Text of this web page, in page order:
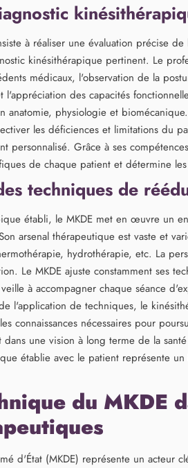
à réaliser une évaluation précise
kinésithérapique pertinent. Le
médicaux, l'observation de la
l'appréciation des capacités
anatomie, physiologie et
les déficiences et limitations du
personnalisé. Grâce à ses
de chaque patient et détermine
techniques de
établi, le MKDE met en œuvre un
arsenal thérapeutique est vaste et
hydrothérapie, etc. La
Le MKDE ajuste constamment ses
à accompagner chaque séance
l'application de techniques, le
connaissances nécessaires pour
une vision à long terme de la
établie avec le patient représente
du MKDE
d'État (MKDE) représente un acteur